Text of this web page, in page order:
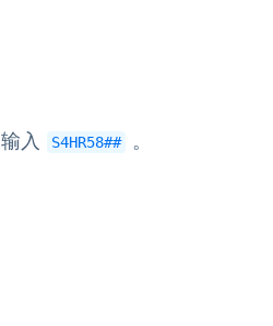
入 S4HR58## 。